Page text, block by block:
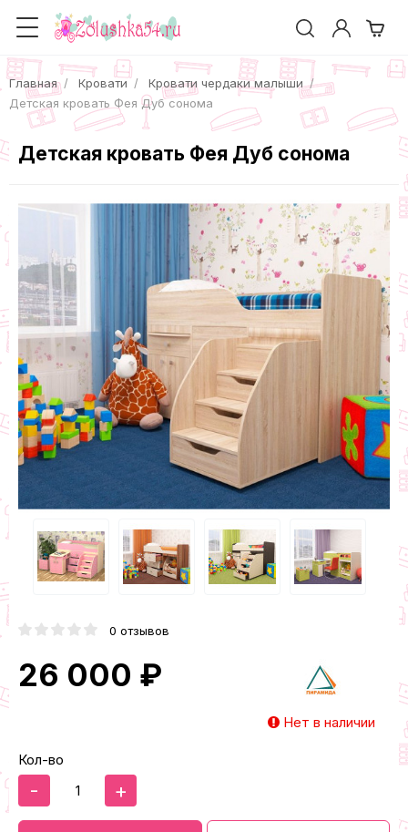
Главная Кровати
Кровати чердаки малыши
Детская кровать Фея Дуб сонома
Детская кровать Фея Дуб сонома
0 отзывов
26 000 ₽
Нет в наличии
Кол-во
- +